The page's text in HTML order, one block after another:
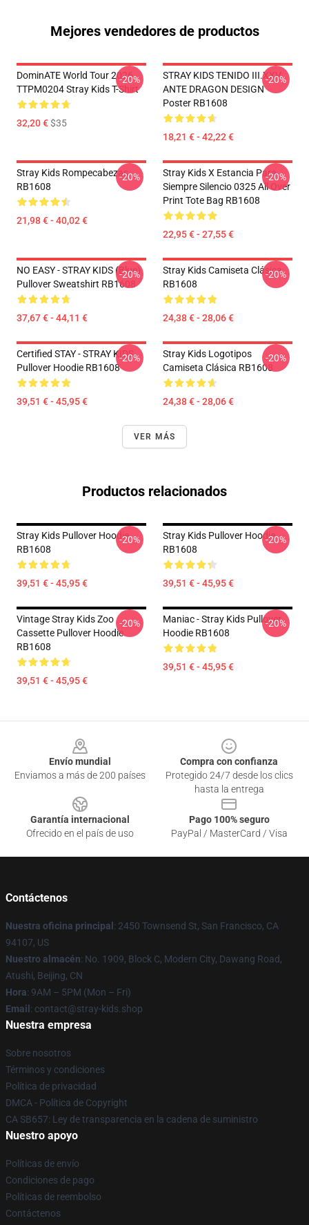
Mejores vendedores de productos
DominATE World Tour 2026
TTPM0204 Stray Kids T-Shirt
32,20 €$35
-20%
STRAY KIDS TENIDO III.XXV
ANTE DRAGON DESIGN
Poster RB1608
18,21 € - 42,22 €
-20%
Stray Kids Rompecabezas
RB1608
21,98 € - 40,02 €
-20%
Stray Kids X Estancia Para
Siempre Silencio 0325 All Over
Print Tote Bag RB1608
22,95 € - 27,55 €
-20%
NO EASY - STRAY KIDS (Blue)
Pullover Sweatshirt RB1608
37,67 € - 44,11 €
-20%
Stray Kids Camiseta Clásica
RB1608
24,38 € - 28,06 €
-20%
Certified STAY - STRAY KIDS
Pullover Hoodie RB1608
39,51 € - 45,95 €
-20%
Stray Kids Logotipos
Camiseta Clásica RB1608
24,38 € - 28,06 €
-20%
VER MÁS
Productos relacionados
Stray Kids Pullover Hoodie
RB1608
39,51 € - 45,95 €
-20%
Stray Kids Pullover Hoodie
RB1608
39,51 € - 45,95 €
-20%
Vintage Stray Kids Zoo
Cassette Pullover Hoodie
RB1608
39,51 € - 45,95 €
-20%
Maniac - Stray Kids Pullover
Hoodie RB1608
39,51 € - 45,95 €
-20%
Envío mundial
Enviamos a más de 200 países
Compra con confianza
Protegido 24/7 desde los clics
hasta la entrega
Garantía internacional
Ofrecido en el país de uso
Pago 100% seguro
PayPal / MasterCard / Visa
Contáctenos
Nuestra oficina principal : 2450 Townsend St, San Francisco, CA
94107, US
Nuestro almacén: No. 1909, Block C, Modern City, Dawang Road,
Atushi, Beijing, CN
Hora: 9AM – 5PM (Mon – Fri)
Email : contact@stray-kids.shop
Nuestra empresa
Sobre nosotros
Términos y condiciones
Política de privacidad
DMCA - Política de Copyright
CA SB657: Ley de transparencia en la cadena de suministro
Nuestro apoyo
Políticas de envío
Condiciones de pago
Políticas de reembolso
Contáctenos